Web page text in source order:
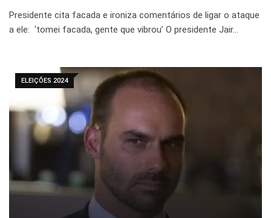
Presidente cita facada e ironiza comentários de ligar o ataque
a ele: ‘tomei facada, gente que vibrou’ O presidente Jair…
ELEIÇÕES 2024